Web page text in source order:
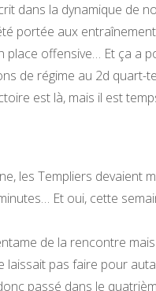
dans la dynamique de
portée aux
place offensive… Et ça a
de régime au 2d
est là, mais il est
les Templiers devaient
Et oui, cette
de la rencontre
laissait pas faire pour
passé dans le